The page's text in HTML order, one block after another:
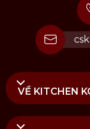
VỀ KITCHEN